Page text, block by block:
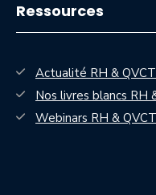
Ressources
Actualité RH & QVCT
Nos livres blancs RH
Webinars RH & QVCT